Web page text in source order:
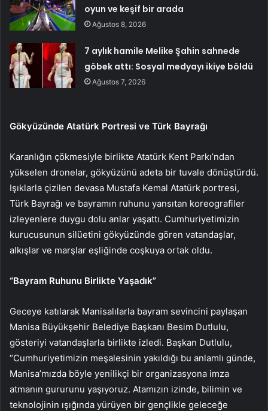
oyun ve keşif bir arada
Ağustos 8, 2026
7 aylık hamile Melike Şahin sahnede
göbek attı: Sosyal medyayı ikiye böldü
Ağustos 7, 2026
Gökyüzünde Atatürk Portresi ve Türk Bayrağı
Karanlığın çökmesiyle birlikte Atatürk Kent Parkı’ndan
yükselen dronelar, gökyüzünü adeta bir tuvale dönüştürdü.
Işıklarla çizilen devasa Mustafa Kemal Atatürk portresi,
Türk Bayrağı ve bayramın ruhunu yansıtan koreografiler
izleyenlere duygu dolu anlar yaşattı. Cumhuriyetimizin
kurucusunun silüetini gökyüzünde gören vatandaşlar,
alkışlar ve marşlar eşliğinde coşkuya ortak oldu.
“Bayram Ruhunu Birlikte Yaşadık”
Geceye katılarak Manisalılarla bayram sevincini paylaşan
Manisa Büyükşehir Belediye Başkanı Besim Dutlulu,
gösteriyi vatandaşlarla birlikte izledi. Başkan Dutlulu,
“Cumhuriyetimizin meşalesinin yakıldığı bu anlamlı günde,
Manisa’mızda böyle yenilikçi bir organizasyona imza
atmanın gururunu yaşıyoruz. Atamızın izinde, bilimin ve
teknolojinin ışığında yürüyen bir gençlikle geleceğe